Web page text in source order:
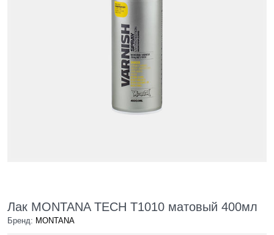
Лак MONTANA TECH T1010 матовый 400мл
Бренд: MONTANA